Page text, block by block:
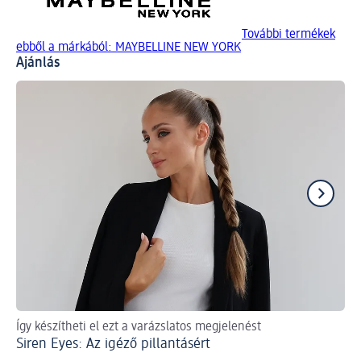
További termékek
ebből a márkából: MAYBELLINE NEW YORK
Ajánlás
Így készítheti el ezt a varázslatos megjelenést
Siren Eyes: Az igéző pillantásért